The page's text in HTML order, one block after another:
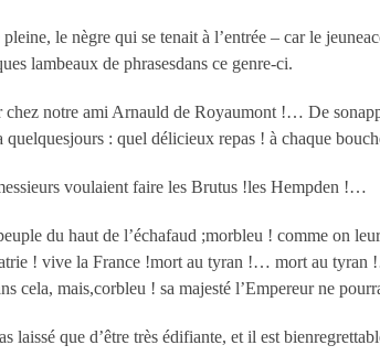
le nègre qui se tenait à l’entrée – car le
lambeaux de phrasesdans ce genre-ci.
notre ami Arnauld de Royaumont !… De
quelquesjours : quel délicieux repas ! à chaque
voulaient faire les Brutus !les Hempden !…
du haut de l’échafaud ;morbleu ! comme on
! vive la France !mort au tyran !… mort au tyran
cela, mais,corbleu ! sa majesté l’Empereur ne
laissé que d’être très édifiante, et il est